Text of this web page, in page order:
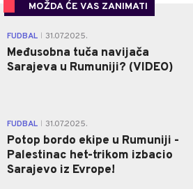
MOŽDA ĆE VAS ZANIMATI
FUDBAL 31.07.2025.
Međusobna tuča navijača
Sarajeva u Rumuniji? (VIDEO)
FUDBAL 31.07.2025.
Potop bordo ekipe u Rumuniji -
Palestinac het-trikom izbacio
Sarajevo iz Evrope!